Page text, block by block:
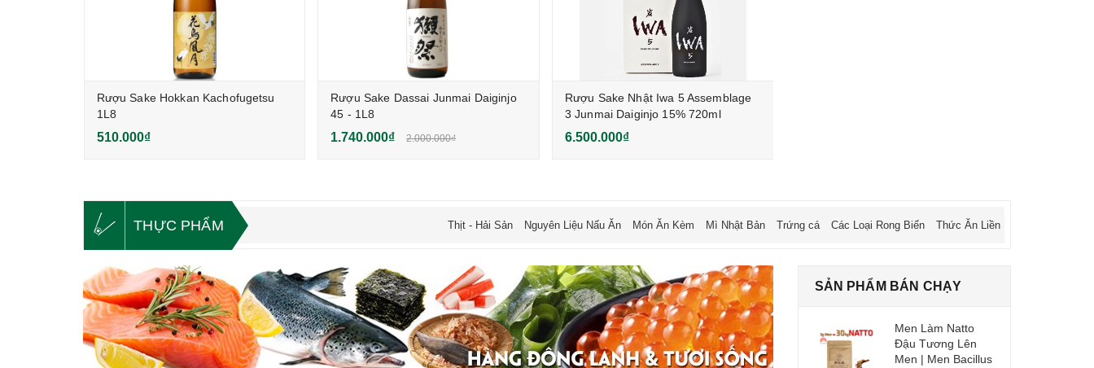
Rượu Sake Hokkan Kachofugetsu
1L8
510.000₫
Rượu Sake Dassai Junmai Daiginjo
45 - 1L8
1.740.000₫ 2.000.000₫
Rượu Sake Nhật Iwa 5 Assemblage
3 Junmai Daiginjo 15% 720ml
6.500.000₫
THỰC PHẨM Thịt - Hải Sản Nguyên Liệu Nấu Ăn Món Ăn Kèm Mì Nhật Bản Trứng cá Các Loại Rong Biển Thức Ăn Liền
SẢN PHẨM BÁN CHẠY
Men Làm Natto
Đậu Tương Lên
Men | Men Bacillus